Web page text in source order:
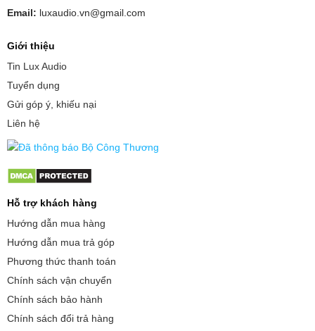
Email: luxaudio.vn@gmail.com
Giới thiệu
Tin Lux Audio
Tuyển dụng
Gửi góp ý, khiếu nại
Liên hệ
Hỗ trợ khách hàng
Hướng dẫn mua hàng
Hướng dẫn mua trả góp
Phương thức thanh toán
Chính sách vận chuyển
Chính sách bảo hành
Chính sách đổi trả hàng